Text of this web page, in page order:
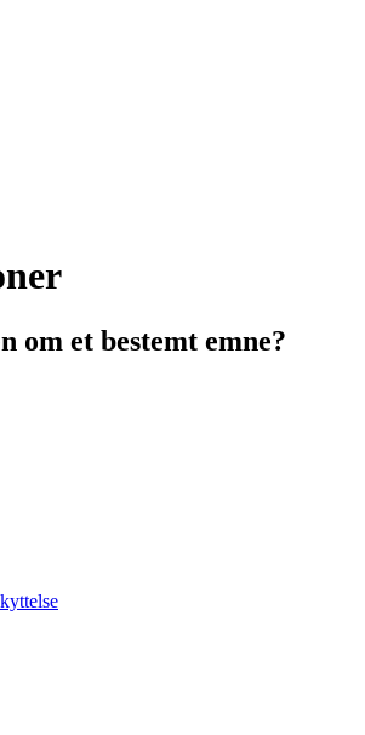
om et bestemt emne?